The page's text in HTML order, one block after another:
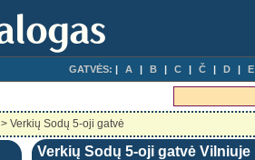
GATVĖS: A B C Č D E
> Verkių Sodų 5-oji gatvė
Verkių Sodų 5-oji gatvė Vilniuje